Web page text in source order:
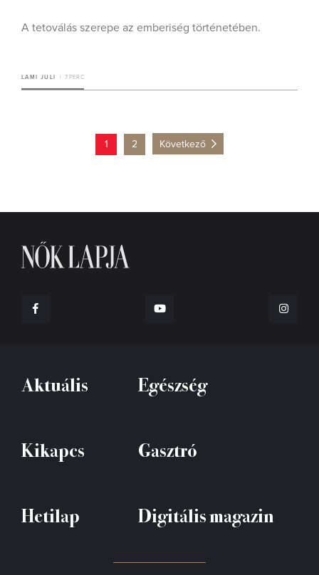
A tetoválás szerepe az emberiség történetében.
LAMI JULI 7 PERC
1 2 Következő
Aktuális Egészség
Kikapcs Gasztró
Hetilap Digitális magazin